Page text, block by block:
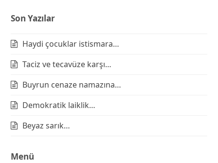
Son Yazılar
Haydi çocuklar istismara…
Taciz ve tecavüze karşı…
Buyrun cenaze namazına…
Demokratik laiklik…
Beyaz sarık…
Menü